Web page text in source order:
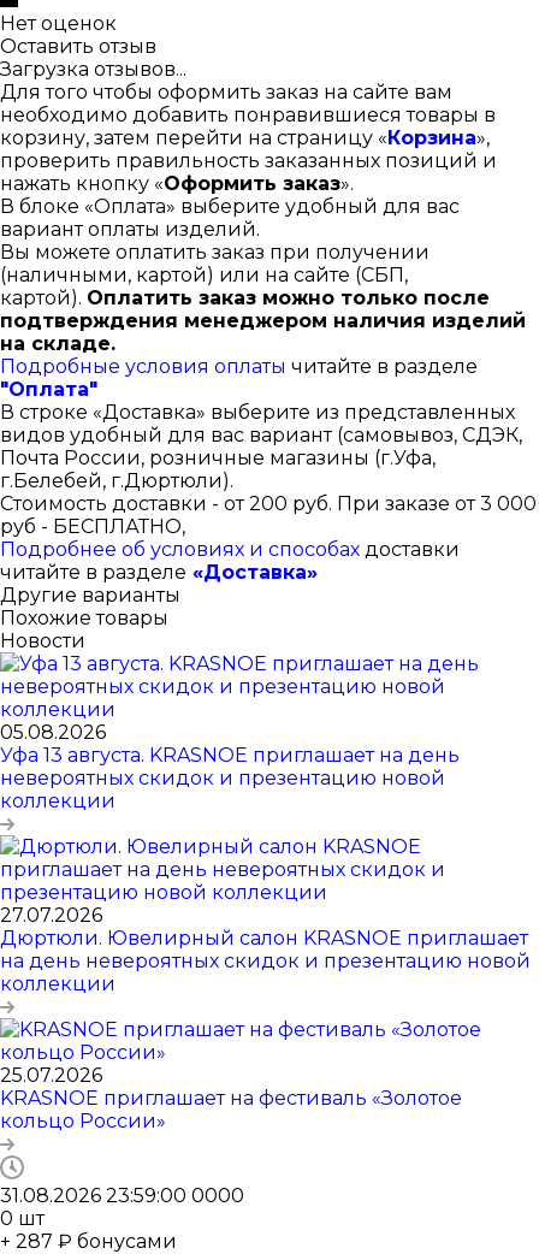
Нет оценок
Оставить отзыв
Загрузка отзывов...
Для того чтобы оформить заказ на сайте вам
необходимо добавить понравившиеся товары в
корзину, затем перейти на страницу «Корзина»,
проверить правильность заказанных позиций и
нажать кнопку «Оформить заказ».
В блоке «Оплата» выберите удобный для вас
вариант оплаты изделий.
Вы можете оплатить заказ при получении
(наличными, картой) или на сайте (СБП,
картой). Оплатить заказ можно только после
подтверждения менеджером наличия изделий
на складе.
Подробные условия оплаты читайте в разделе
"Оплата"
В строке «Доставка» выберите из представленных
видов удобный для вас вариант (самовывоз, СДЭК,
Почта России, розничные магазины (г.Уфа,
г.Белебей, г.Дюртюли).
Стоимость доставки - от 200 руб. При заказе от 3 000
руб - БЕСПЛАТНО,
Подробнее об условиях и способах доставки
читайте в разделе «Доставка»
Другие варианты
Похожие товары
Новости
05.08.2026
Уфа 13 августа. KRASNOE приглашает на день
невероятных скидок и презентацию новой
коллекции
27.07.2026
Дюртюли. Ювелирный салон KRASNOE приглашает
на день невероятных скидок и презентацию новой
коллекции
25.07.2026
KRASNOE приглашает на фестиваль «Золотое
кольцо России»
31.08.2026 23:59:00 0000
0 шт
+ 287 ₽ бонусами